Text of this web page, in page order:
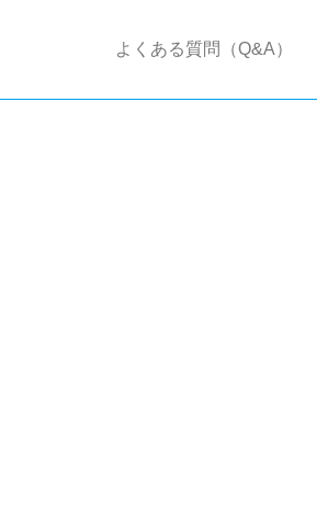
よくある質問（Q&A）